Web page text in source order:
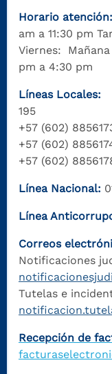
Horario atención:
am a 11:30 pm
Viernes:
pm a 4:30 pm
Líneas Locales:
195
+57 (602)
+57 (602)
+57 (602)
Línea Nacional:
Línea
Correos
Notificaciones
Tutelas e
Recepción de